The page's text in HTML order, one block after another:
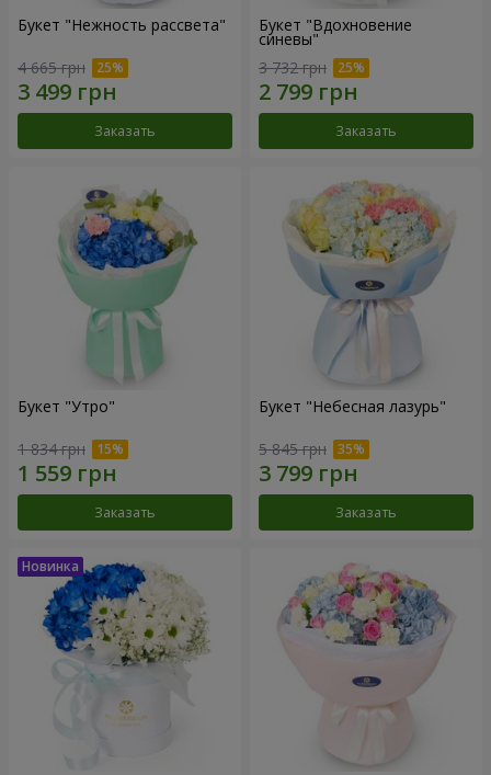
Букет "Нежность рассвета"
4 665 грн
Заказать
Букет "Вдохновение
синевы"
3 732 грн
Заказать
Букет "Утро"
1 834 грн
Заказать
Букет "Небесная лазурь"
5 845 грн
Заказать